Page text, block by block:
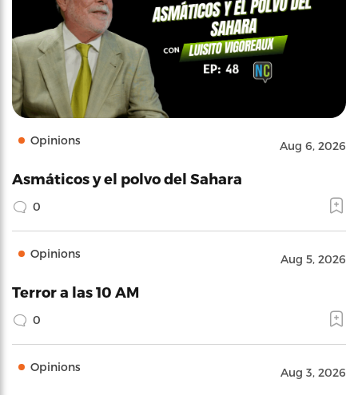
Opinions Aug 6, 2026
Asmáticos y el polvo del Sahara
0
Opinions Aug 5, 2026
Terror a las 10 AM
0
Opinions Aug 3, 2026